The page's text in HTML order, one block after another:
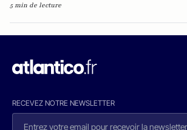
5 min de lecture
RECEVEZ NOTRE NEWSLETTER